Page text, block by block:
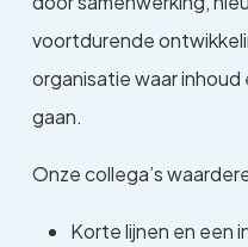
voortdurende
organisatie waar inhoud
gaan.
Onze collega’s
Korte lijnen en een